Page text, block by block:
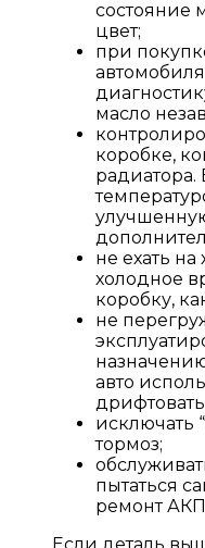
состояние
цвет;
при
масло
коробке,
радиатора.
не ехать
холодное
коробку,
не
авто
дрифтовать
исключать
тормоз;
пытаться
ремонт
Если деталь